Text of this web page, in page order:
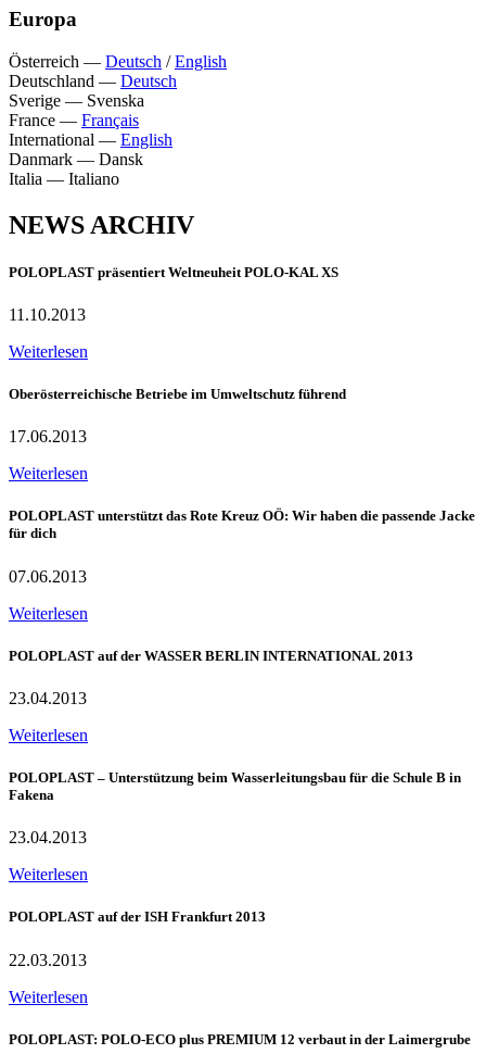
Europa
Österreich — Deutsch /English
Deutschland — Deutsch
Sverige — Svenska
France — Français
International — English
Danmark — Dansk
Italia — Italiano
NEWS ARCHIV
POLOPLAST präsentiert Weltneuheit POLO-KAL XS
11.10.2013
Weiterlesen
Oberösterreichische Betriebe im Umweltschutz führend
17.06.2013
Weiterlesen
POLOPLAST unterstützt das Rote Kreuz OÖ: Wir haben die passende Jacke
für dich
07.06.2013
Weiterlesen
POLOPLAST auf der WASSER BERLIN INTERNATIONAL 2013
23.04.2013
Weiterlesen
POLOPLAST – Unterstützung beim Wasserleitungsbau für die Schule B in
Fakena
23.04.2013
Weiterlesen
POLOPLAST auf der ISH Frankfurt 2013
22.03.2013
Weiterlesen
POLOPLAST: POLO-ECO plus PREMIUM 12 verbaut in der Laimergrube